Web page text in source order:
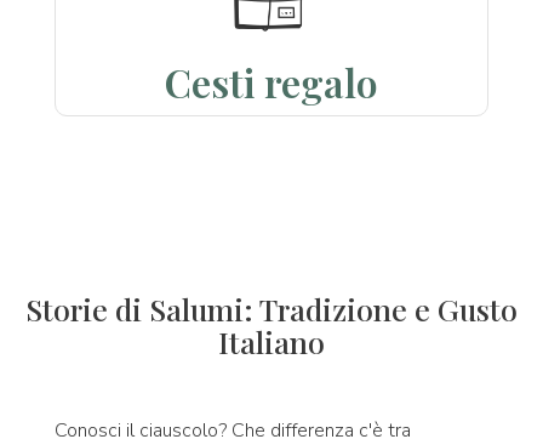
Cesti regalo
Storie di Salumi: Tradizione e Gusto
Italiano
Conosci il ciauscolo? Che differenza c'è tra